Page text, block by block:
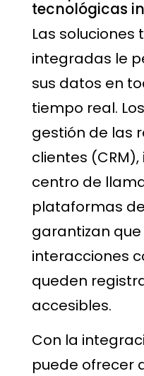
tecnológicas
Las soluciones
integradas le
sus datos en
tiempo real.
gestión de las
clientes
centro de
plataformas
garantizan
interacciones
queden
accesibles.
Con la
puede ofrecer